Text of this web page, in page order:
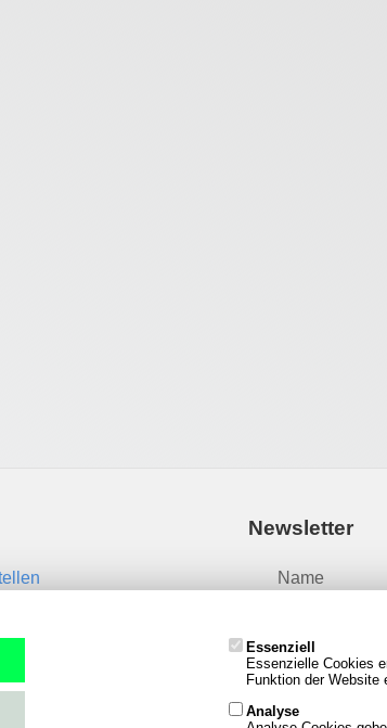
Newsletter
Name
Email
Essenziell
Essenzielle Cookies
Funktion der Website
Analyse